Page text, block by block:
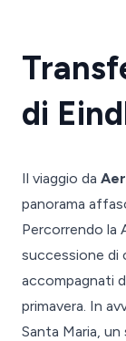
di
Il viaggio da
panorama
Percorrendo la
successione di
accompagnati
primavera. In
Santa Maria,